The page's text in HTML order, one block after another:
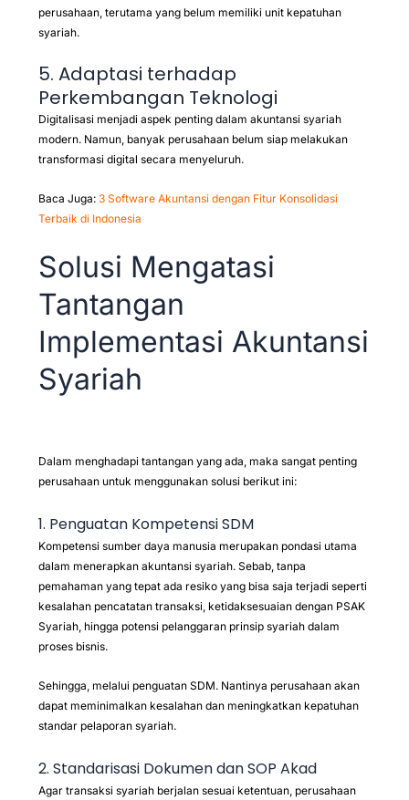
perusahaan, terutama yang belum memiliki unit kepatuhan
syariah.
5. Adaptasi terhadap
Perkembangan Teknologi
Digitalisasi menjadi aspek penting dalam akuntansi syariah
modern. Namun, banyak perusahaan belum siap melakukan
transformasi digital secara menyeluruh.
Baca Juga: 3 Software Akuntansi dengan Fitur Konsolidasi
Terbaik di Indonesia
Solusi Mengatasi
Tantangan
Implementasi Akuntansi
Syariah
Dalam menghadapi tantangan yang ada, maka sangat penting
perusahaan untuk menggunakan solusi berikut ini:
1. Penguatan Kompetensi SDM
Kompetensi sumber daya manusia merupakan pondasi utama
dalam menerapkan akuntansi syariah. Sebab, tanpa
pemahaman yang tepat ada resiko yang bisa saja terjadi seperti
kesalahan pencatatan transaksi, ketidaksesuaian dengan PSAK
Syariah, hingga potensi pelanggaran prinsip syariah dalam
proses bisnis.
Sehingga, melalui penguatan SDM. Nantinya perusahaan akan
dapat meminimalkan kesalahan dan meningkatkan kepatuhan
standar pelaporan syariah.
2. Standarisasi Dokumen dan SOP Akad
Agar transaksi syariah berjalan sesuai ketentuan, perusahaan